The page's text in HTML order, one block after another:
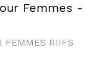
Femmes -
RIIFS